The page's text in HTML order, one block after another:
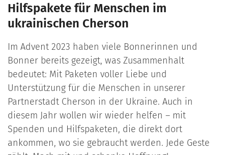
Hilfspakete für Menschen im
ukrainischen Cherson
Im Advent 2023 haben viele Bonnerinnen und
Bonner bereits gezeigt, was Zusammenhalt
bedeutet: Mit Paketen voller Liebe und
Unterstützung für die Menschen in unserer
Partnerstadt Cherson in der Ukraine. Auch in
diesem Jahr wollen wir wieder helfen – mit
Spenden und Hilfspaketen, die direkt dort
ankommen, wo sie gebraucht werden. Jede Geste